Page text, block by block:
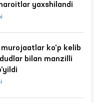
yaxshilandi
ko‘p kelib
bilan manzilli